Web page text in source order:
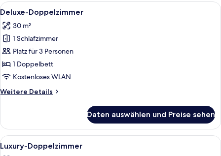
Alle
Fotos
für
Deluxe-
Doppelzimmer
anzeigen
Ein Hotelzimmer mit einem großen
8
Deluxe-Doppelzimmer
30 m²
1 Schlafzimmer
Platz für 3 Personen
1 Doppelbett
Kostenloses WLAN
Weitere Details
Weitere
Doppelzimmer
Daten auswählen und Preise sehen
Alle
Fotos
Ein Hotelzimmer mit einem großen
7
Luxury-Doppelzimmer